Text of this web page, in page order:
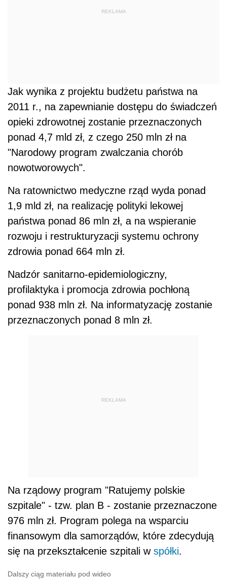
REKLAMA
Jak wynika z projektu budżetu państwa na
2011 r., na zapewnianie dostępu do świadczeń
opieki zdrowotnej zostanie przeznaczonych
ponad 4,7 mld zł, z czego 250 mln zł na
"Narodowy program zwalczania chorób
nowotworowych".
Na ratownictwo medyczne rząd wyda ponad
1,9 mld zł, na realizację polityki lekowej
państwa ponad 86 mln zł, a na wspieranie
rozwoju i restrukturyzacji systemu ochrony
zdrowia ponad 664 mln zł.
Nadzór sanitarno-epidemiologiczny,
profilaktyka i promocja zdrowia pochłoną
ponad 938 mln zł. Na informatyzację zostanie
przeznaczonych ponad 8 mln zł.
REKLAMA
Na rządowy program "Ratujemy polskie
szpitale" - tzw. plan B - zostanie przeznaczone
976 mln zł. Program polega na wsparciu
finansowym dla samorządów, które zdecydują
się na przekształcenie szpitali w spółki.
Dalszy ciąg materiału pod wideo